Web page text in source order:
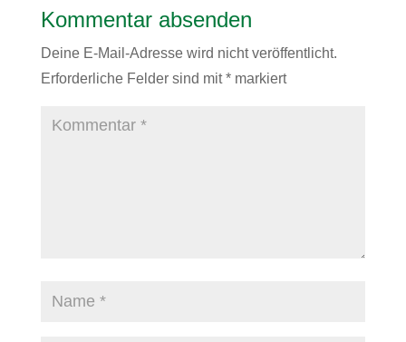
Kommentar absenden
Deine E-Mail-Adresse wird nicht veröffentlicht.
Erforderliche Felder sind mit*markiert